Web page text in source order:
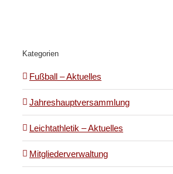
Kategorien
Fußball – Aktuelles
Jahreshauptversammlung
Leichtathletik – Aktuelles
Mitgliederverwaltung